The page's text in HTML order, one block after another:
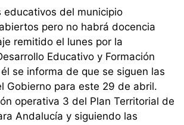
educativos del municipio
pero no habrá docencia
remitido el lunes por la
Educativo y Formación
se informa de que se siguen las
Gobierno para este 29 de abril.
operativa 3 del Plan Territorial de
Andalucía y siguiendo las